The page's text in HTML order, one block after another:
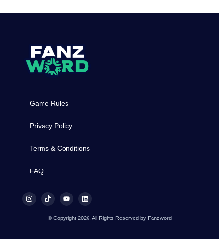
Game Rules
Privacy Policy
Terms & Conditions
FAQ
© Copyright 2026, All Rights Reserved by Fanzword